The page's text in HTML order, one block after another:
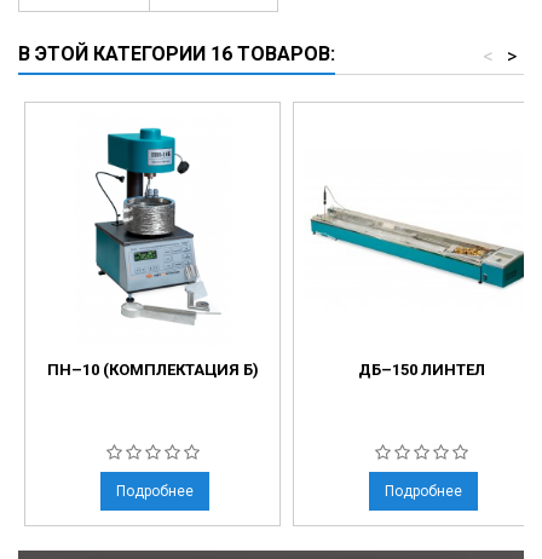
В ЭТОЙ КАТЕГОРИИ 16 ТОВАРОВ: >
<
ПН–10 (КОМПЛЕКТАЦИЯ Б)
Подробнее
ДБ–150 ЛИНТЕЛ
Подробнее